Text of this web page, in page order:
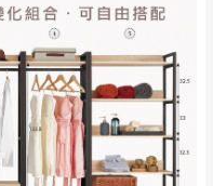
運費
基隆山區
免
卓蘭鎮、三灣、通
霄山區、西湖、泰
安鄉、大湖鄉、頭
通知，讓你不用整
寶貴時間。
易，故暫無法配送